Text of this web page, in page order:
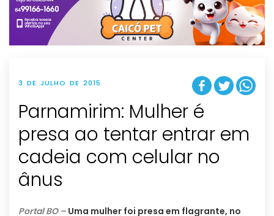
t
i
o
n
3 DE JULHO DE 2015
Parnamirim: Mulher é
presa ao tentar entrar em
cadeia com celular no
ânus
Portal BO – Uma mulher foi presa em flagrante, no